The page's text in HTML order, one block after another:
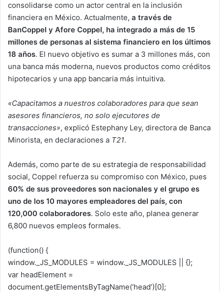
consolidarse como un actor central en la inclusión
financiera en México. Actualmente, a través de
BanCoppel y Afore Coppel, ha integrado a más de 15
millones de personas al sistema financiero en los últimos
18 años. El nuevo objetivo es sumar a 3 millones más, con
una banca más moderna, nuevos productos como créditos
hipotecarios y una app bancaria más intuitiva.
«Capacitamos a nuestros colaboradores para que sean
asesores financieros, no solo ejecutores de
transacciones», explicó Estephany Ley, directora de Banca
Minorista, en declaraciones a T21.
Además, como parte de su estrategia de responsabilidad
social, Coppel refuerza su compromiso con México, pues
60% de sus proveedores son nacionales y el grupo es
uno de los 10 mayores empleadores del país, con
120,000 colaboradores. Solo este año, planea generar
6,800 nuevos empleos formales.
(function() {
window._JS_MODULES = window._JS_MODULES || {};
var headElement =
document.getElementsByTagName(‘head’)[0];